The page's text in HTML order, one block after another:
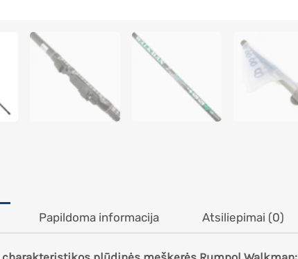
Papildoma informacija Atsiliepimai (0)